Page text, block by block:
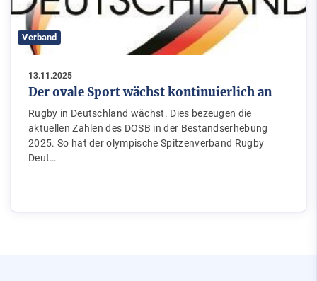
Verband
13.11.2025
Der ovale Sport wächst kontinuierlich an
Rugby in Deutschland wächst. Dies bezeugen die
aktuellen Zahlen des DOSB in der Bestandserhebung
2025. So hat der olympische Spitzenverband Rugby
Deut…